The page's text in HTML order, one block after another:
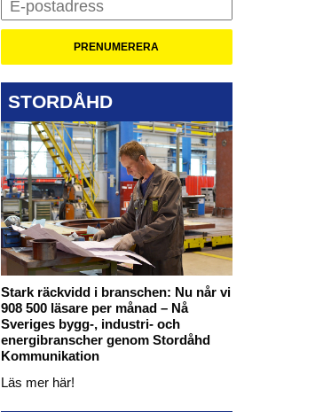
STORDÅHD
Stark räckvidd i branschen: Nu når vi
908 500 läsare per månad – Nå
Sveriges bygg-, industri- och
energibranscher genom Stordåhd
Kommunikation
Läs mer här!